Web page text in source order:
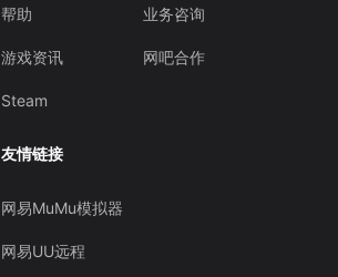
帮助
游戏资讯
Steam
业务咨询
网吧合作
友情链接
网易MuMu模拟器
网易UU远程